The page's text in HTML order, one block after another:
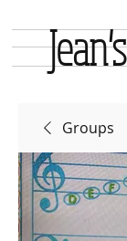
Jean's
Groups